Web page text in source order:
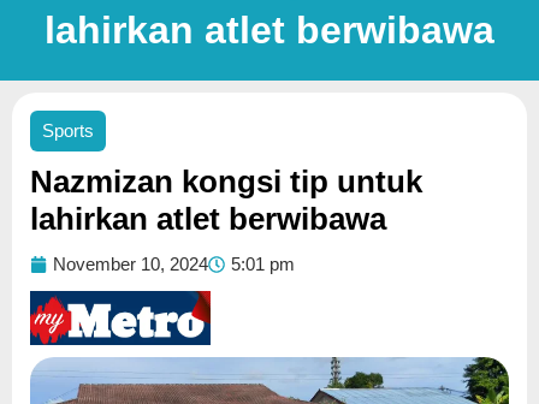
lahirkan atlet berwibawa
Sports
Nazmizan kongsi tip untuk
lahirkan atlet berwibawa
November 10, 2024 5:01 pm